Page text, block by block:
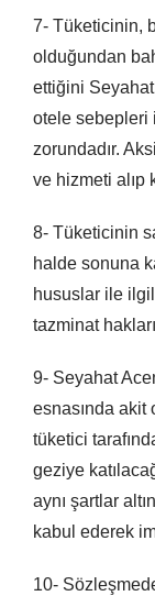
7- Tüketicinin,
olduğundan
ettiğini
otele sebepleri
zorundadır.
ve hizmeti alıp
8- Tüketicinin
halde sonuna
hususlar ile
tazminat
9- Seyahat
esnasında akit
tüketici
geziye
aynı şartlar
kabul ederek
10-